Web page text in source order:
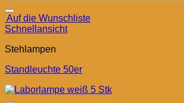
Auf die Wunschliste
Schnellansicht
Stehlampen
Standleuchte 50er